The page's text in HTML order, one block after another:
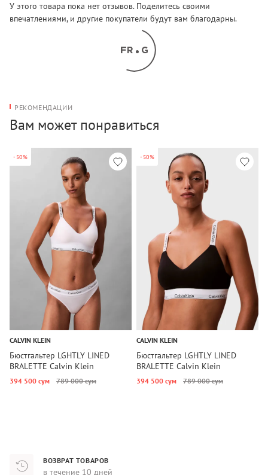
У этого товара пока нет отзывов. Поделитесь своими
впечатлениями, и другие покупатели будут вам благодарны.
РЕКОМЕНДАЦИИ
Вам может понравиться
-50%
CALVIN KLEIN
Бюстгальтер LGHTLY LINED
BRALETTE Calvin Klein
394 500 сум 789 000 сум
-50%
CALVIN KLEIN
Бюстгальтер LGHTLY LINED
BRALETTE Calvin Klein
394 500 сум 789 000 сум
ВОЗВРАТ ТОВАРОВ
в течение 10 дней